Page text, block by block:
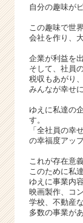
自分の趣味が
この趣味で世
会社を作り、
企業が利益を
そして、社員
税収もあがり
みんなが幸せ
ゆえに私達の
す。
「全社員の幸
の幸福度アッ
これが存在意
このために私
ゆえに事業内
映画製作、コ
学校、不動産
多数の事業が